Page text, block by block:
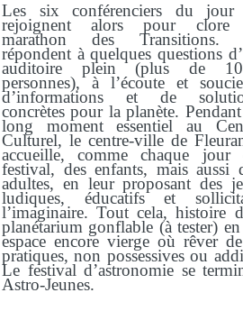
Les six conférenciers du jour
rejoignent alors pour clore
marathon des Transitions.
répondent à quelques questions
auditoire plein (plus de
personnes), à l’écoute et
d’informations et de
concrètes pour la planète.
long moment essentiel au
Culturel, le centre-ville de
accueille, comme chaque jour
festival, des enfants, mais aussi
adultes, en leur proposant des
ludiques, éducatifs et
l’imaginaire. Tout cela, histoire
planétarium gonflable (à tester)
espace encore vierge où rêver
pratiques, non possessives ou
Le festival d’astronomie se
Astro-Jeunes.